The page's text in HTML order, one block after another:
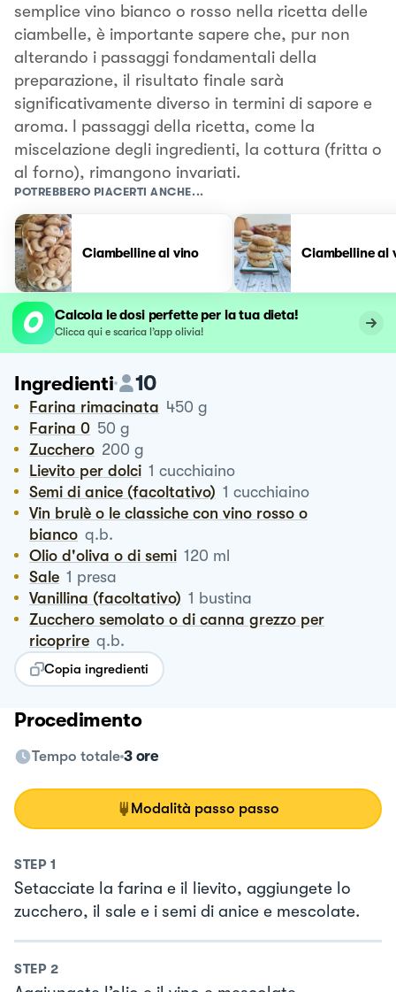
semplice vino bianco o rosso nella ricetta delle
ciambelle, è importante sapere che, pur non
alterando i passaggi fondamentali della
preparazione, il risultato finale sarà
significativamente diverso in termini di sapore e
aroma. I passaggi della ricetta, come la
miscelazione degli ingredienti, la cottura (fritta o
al forno), rimangono invariati.
POTREBBERO PIACERTI ANCHE...
Ciambelline al vino Ciambelline al
Calcola le dosi perfette per la tua dieta!
Clicca qui e scarica l’app olivia!
Ingredienti 10
Farina rimacinata 450 g
Farina 0 50 g
Zucchero 200 g
Lievito per dolci 1 cucchiaino
Semi di anice (facoltativo) 1 cucchiaino
Vin brulè o le classiche con vino rosso o
bianco q.b.
Olio d'oliva o di semi 120 ml
Sale 1 presa
Vanillina (facoltativo) 1 bustina
Zucchero semolato o di canna grezzo per
ricoprire q.b.
Copia ingredienti
Procedimento
Tempo totale 3 ore
Modalità passo passo
STEP 1
Setacciate la farina e il lievito, aggiungete lo
zucchero, il sale e i semi di anice e mescolate.
STEP 2